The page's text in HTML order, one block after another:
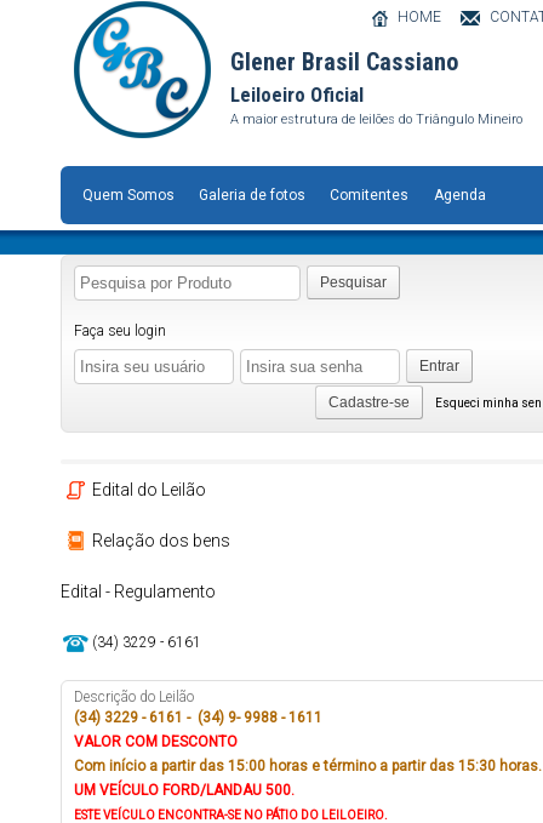
Glener Brasil Cassiano
Leiloeiro Oficial
A maior estrutura de leilões do Triângulo Mineiro
HOME
Quem Somos Galeria de fotos Comitentes Agenda
Pesquisar
Faça seu login
Entrar
Esqueci minha
Cadastre-se
Edital do Leilão
Relação dos bens
Edital - Regulamento
(34) 3229 - 6161
Descrição do Leilão
(34) 3229 - 6161 - (34) 9- 9988 - 1611
VALOR COM DESCONTO
Com início a partir das 15:00 horas e término a partir das 15:30 horas.
UM VEÍCULO FORD/LANDAU 500.
ESTE VEÍCULO ENCONTRA-SE NO PÁTIO DO LEILOEIRO.